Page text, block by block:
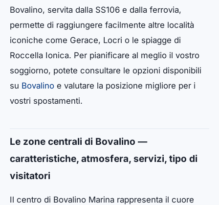
Bovalino, servita dalla SS106 e dalla ferrovia,
permette di raggiungere facilmente altre località
iconiche come Gerace, Locri o le spiagge di
Roccella Ionica. Per pianificare al meglio il vostro
soggiorno, potete consultare le opzioni disponibili
su Bovalino e valutare la posizione migliore per i
vostri spostamenti.
Le zone centrali di Bovalino —
caratteristiche, atmosfera, servizi, tipo di
visitatori
Il centro di Bovalino Marina rappresenta il cuore